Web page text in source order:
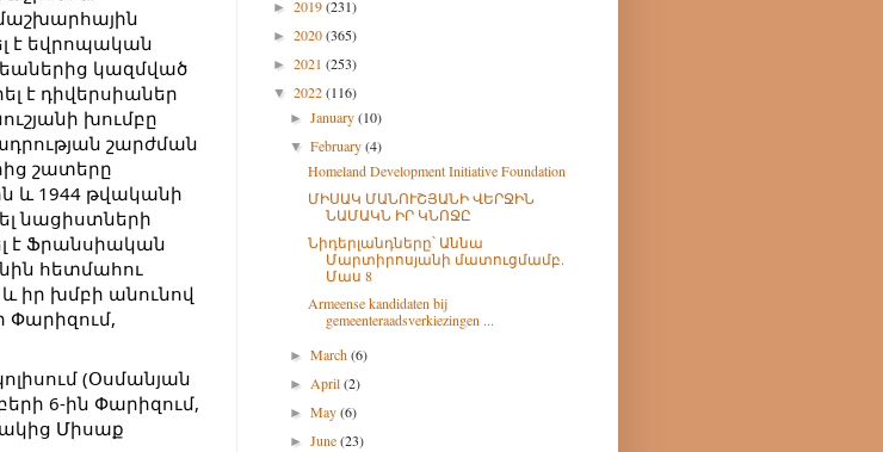
է եվրոպական
կազմված
է դիվերսիաներ
խումբը
շարժման
շատերը
և 1944 թվականի
նացիստների
է Ֆրանսիական
հետմահու
և իր խմբի անունով
Փարիզում,
(Օսմանյան
6-ին Փարիզում,
Միսաք
► 2019(231)
► 2020(365)
► 2021 (253)
▼ 2022(116)
►January(10)
▼February(4)
Homeland Development Initiative Foundation
ՄԻՍԱԿ ՄԱՆՈՒՇՅԱՆԻ ՎԵՐՋԻՆ
ՆԱՄԱԿՆ ԻՐ ԿՆՈՋԸ
Նիդերլանդները՝ Աննա
Մարտիրոսյանի մատուցմամբ.
Մաս 8
Armeense kandidaten bij
gemeenteraadsverkiezingen ...
►March(6)
►April(2)
►May(6)
►June(23)